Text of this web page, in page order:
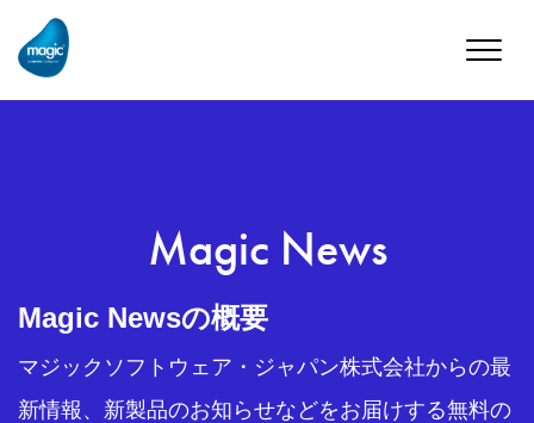
Toggle
Magic News
Magic Newsの概要
マジックソフトウェア・ジャパン株式会社からの最
新情報、新製品のお知らせなどをお届けする無料の